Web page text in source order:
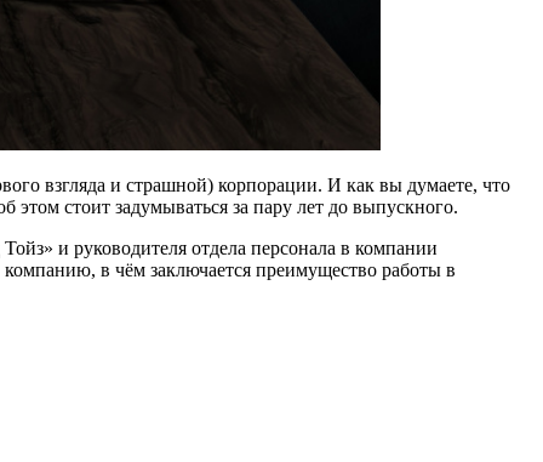
взгляда и страшной) корпорации. И как вы думаете, что
стоит задумываться за пару лет до выпускного.
и руководителя отдела персонала в компании
в чём заключается преимущество работы в